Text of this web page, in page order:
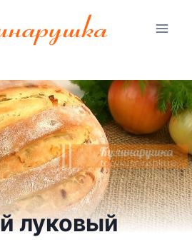
луковый